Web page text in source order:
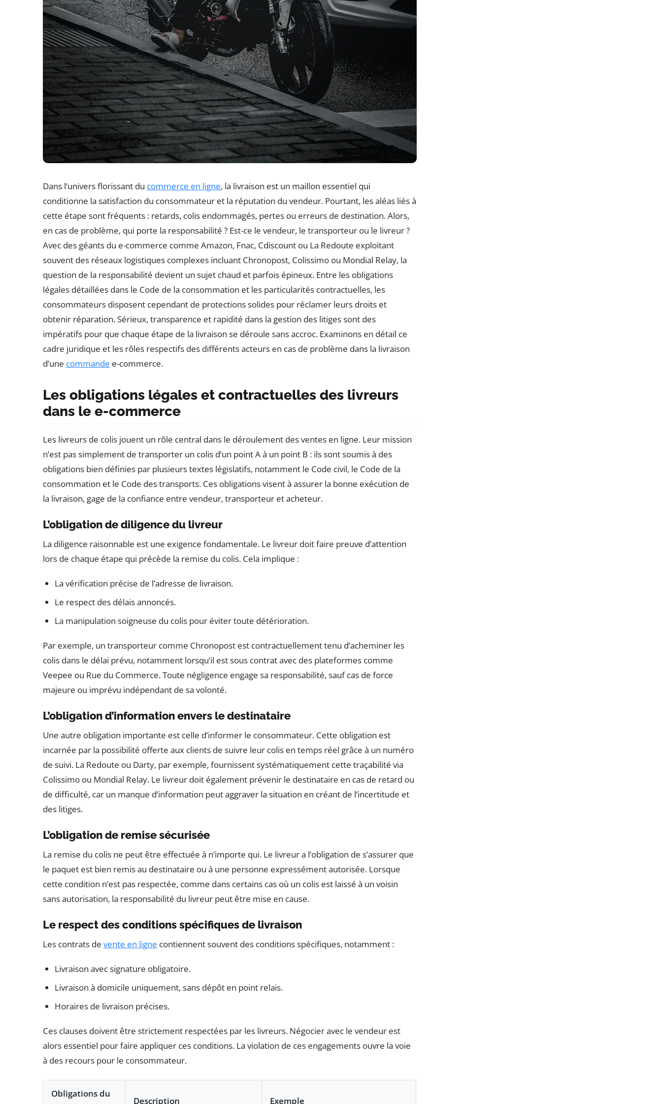
Dans l’univers florissant du commerce en ligne, la livraison est un maillon essentiel qui
conditionne la satisfaction du consommateur et la réputation du vendeur. Pourtant, les aléas liés à
cette étape sont fréquents : retards, colis endommagés, pertes ou erreurs de destination. Alors,
en cas de problème, qui porte la responsabilité ? Est-ce le vendeur, le transporteur ou le livreur ?
Avec des géants du e-commerce comme Amazon, Fnac, Cdiscount ou La Redoute exploitant
souvent des réseaux logistiques complexes incluant Chronopost, Colissimo ou Mondial Relay, la
question de la responsabilité devient un sujet chaud et parfois épineux. Entre les obligations
légales détaillées dans le Code de la consommation et les particularités contractuelles, les
consommateurs disposent cependant de protections solides pour réclamer leurs droits et
obtenir réparation. Sérieux, transparence et rapidité dans la gestion des litiges sont des
impératifs pour que chaque étape de la livraison se déroule sans accroc. Examinons en détail ce
cadre juridique et les rôles respectifs des différents acteurs en cas de problème dans la livraison
d’une commande e-commerce.
Les obligations légales et contractuelles des livreurs
dans le e-commerce
Les livreurs de colis jouent un rôle central dans le déroulement des ventes en ligne. Leur mission
n’est pas simplement de transporter un colis d’un point A à un point B : ils sont soumis à des
obligations bien définies par plusieurs textes législatifs, notamment le Code civil, le Code de la
consommation et le Code des transports. Ces obligations visent à assurer la bonne exécution de
la livraison, gage de la confiance entre vendeur, transporteur et acheteur.
L’obligation de diligence du livreur
La diligence raisonnable est une exigence fondamentale. Le livreur doit faire preuve d’attention
lors de chaque étape qui précède la remise du colis. Cela implique :
La vérification précise de l’adresse de livraison.
Le respect des délais annoncés.
La manipulation soigneuse du colis pour éviter toute détérioration.
Par exemple, un transporteur comme Chronopost est contractuellement tenu d’acheminer les
colis dans le délai prévu, notamment lorsqu’il est sous contrat avec des plateformes comme
Veepee ou Rue du Commerce. Toute négligence engage sa responsabilité, sauf cas de force
majeure ou imprévu indépendant de sa volonté.
L’obligation d’information envers le destinataire
Une autre obligation importante est celle d’informer le consommateur. Cette obligation est
incarnée par la possibilité offerte aux clients de suivre leur colis en temps réel grâce à un numéro
de suivi. La Redoute ou Darty, par exemple, fournissent systématiquement cette traçabilité via
Colissimo ou Mondial Relay. Le livreur doit également prévenir le destinataire en cas de retard ou
de difficulté, car un manque d’information peut aggraver la situation en créant de l’incertitude et
des litiges.
L’obligation de remise sécurisée
La remise du colis ne peut être effectuée à n’importe qui. Le livreur a l’obligation de s’assurer que
le paquet est bien remis au destinataire ou à une personne expressément autorisée. Lorsque
cette condition n’est pas respectée, comme dans certains cas où un colis est laissé à un voisin
sans autorisation, la responsabilité du livreur peut être mise en cause.
Le respect des conditions spécifiques de livraison
Les contrats de vente en ligne contiennent souvent des conditions spécifiques, notamment :
Livraison avec signature obligatoire.
Livraison à domicile uniquement, sans dépôt en point relais.
Horaires de livraison précises.
Ces clauses doivent être strictement respectées par les livreurs. Négocier avec le vendeur est
alors essentiel pour faire appliquer ces conditions. La violation de ces engagements ouvre la voie
à des recours pour le consommateur.
Obligations du
Description Exemple